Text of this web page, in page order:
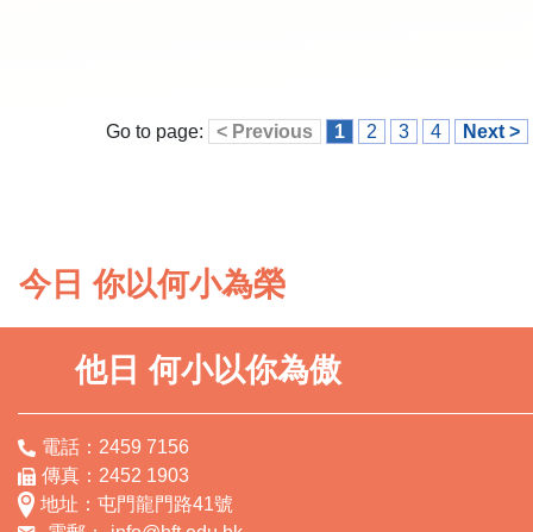
Go to page: < Previous 1 2 3 4 Next >
今日 你以何小為榮
他日 何小以你為傲
電話：2459 7156
傳真：2452 1903
地址：屯門龍門路41號